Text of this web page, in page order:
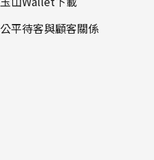
公平待客與顧客關係